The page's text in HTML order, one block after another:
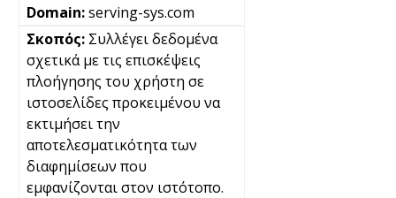
serving-sys.com
Συλλέγει δεδομένα
σχετικά με τις επισκέψεις
πλοήγησης του χρήστη σε
ιστοσελίδες προκειμένου να
εκτιμήσει την
αποτελεσματικότητα των
διαφημίσεων που
εμφανίζονται στον ιστότοπο.